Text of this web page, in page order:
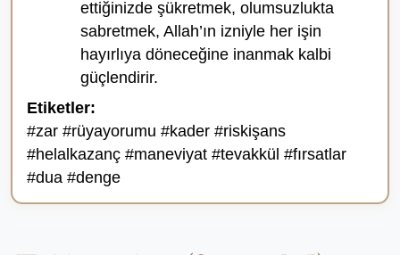
ettiğinizde şükretmek, olumsuzlukta
sabretmek, Allah’ın izniyle her işin
hayırlıya döneceğine inanmak kalbi
güçlendirir.
Etiketler:
#zar #rüyayorumu #kader #riskişans
#helalkazanç #maneviyat #tevakkül #fırsatlar
#dua #denge